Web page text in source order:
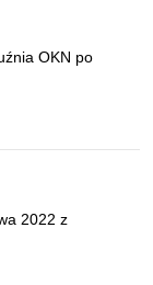
OKN po
2022 z